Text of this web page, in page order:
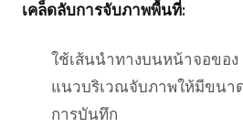
เคล็ดลับการจับภาพพื้นที่:
ใช้เส้นนำทางบนหน้าจอของ
แนวบริเวณจับภาพให้มีขนา
การบันทึก